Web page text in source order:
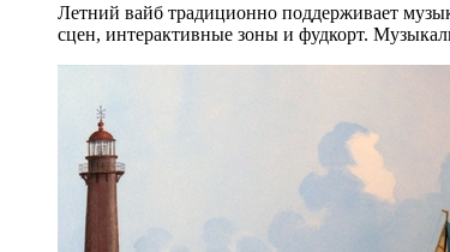
Летний вайб традиционно поддерживает
сцен, интерактивные зоны и фудкорт.